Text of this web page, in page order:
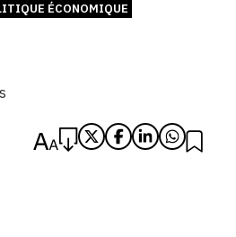
ÉCONOMIQUE